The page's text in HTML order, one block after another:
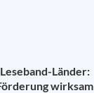
Länder:
wirksam